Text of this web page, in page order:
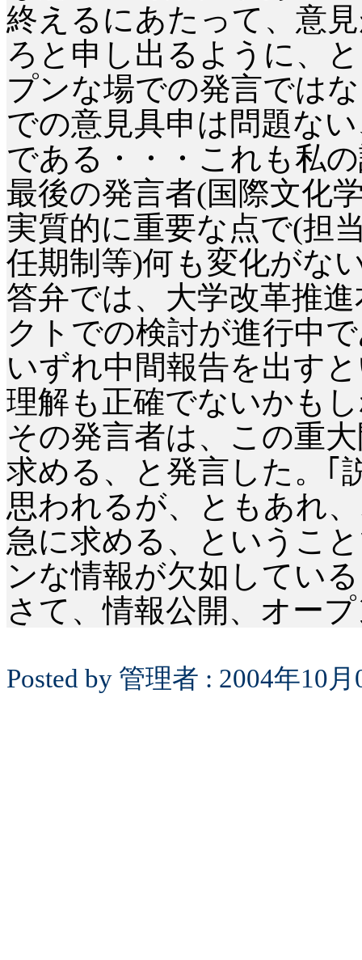
終えるにあたって、意
ろと申し出るように、
プンな場での発言では
での意見具申は問題な
である・・・これも私
最後の発言者(国際文化
実質的に重要な点で(担
任期制等)何も変化がな
答弁では、大学改革推
クトでの検討が進行中
いずれ中間報告を出す
理解も正確でないかも
その発言者は、この重
求める、と発言した。｢
思われるが、ともあれ
急に求める、というこ
ンな情報が欠如してい
さて、情報公開、オー
Posted by 管理者 : 2004年10月